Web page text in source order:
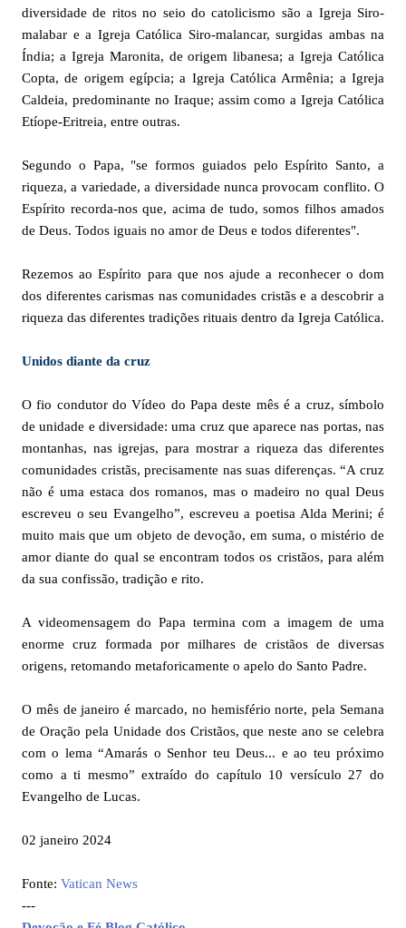
diversidade de ritos no seio do catolicismo são a Igreja Siro-
malabar e a Igreja Católica Siro-malancar, surgidas ambas na
Índia; a Igreja Maronita, de origem libanesa; a Igreja Católica
Copta, de origem egípcia; a Igreja Católica Armênia; a Igreja
Caldeia, predominante no Iraque; assim como a Igreja Católica
Etíope-Eritreia, entre outras.
Segundo o Papa, "se formos guiados pelo Espírito Santo, a
riqueza, a variedade, a diversidade nunca provocam conflito. O
Espírito recorda-nos que, acima de tudo, somos filhos amados
de Deus. Todos iguais no amor de Deus e todos diferentes".
Rezemos ao Espírito para que nos ajude a reconhecer o dom
dos diferentes carismas nas comunidades cristãs e a descobrir a
riqueza das diferentes tradições rituais dentro da Igreja Católica.
Unidos diante da cruz
O fio condutor do Vídeo do Papa deste mês é a cruz, símbolo
de unidade e diversidade: uma cruz que aparece nas portas, nas
montanhas, nas igrejas, para mostrar a riqueza das diferentes
comunidades cristãs, precisamente nas suas diferenças. “A cruz
não é uma estaca dos romanos, mas o madeiro no qual Deus
escreveu o seu Evangelho”, escreveu a poetisa Alda Merini; é
muito mais que um objeto de devoção, em suma, o mistério de
amor diante do qual se encontram todos os cristãos, para além
da sua confissão, tradição e rito.
A videomensagem do Papa termina com a imagem de uma
enorme cruz formada por milhares de cristãos de diversas
origens, retomando metaforicamente o apelo do Santo Padre.
O mês de janeiro é marcado, no hemisfério norte, pela Semana
de Oração pela Unidade dos Cristãos, que neste ano se celebra
com o lema “Amarás o Senhor teu Deus... e ao teu próximo
como a ti mesmo” extraído do capítulo 10 versículo 27 do
Evangelho de Lucas.
02 janeiro 2024
Fonte: Vatican News
---